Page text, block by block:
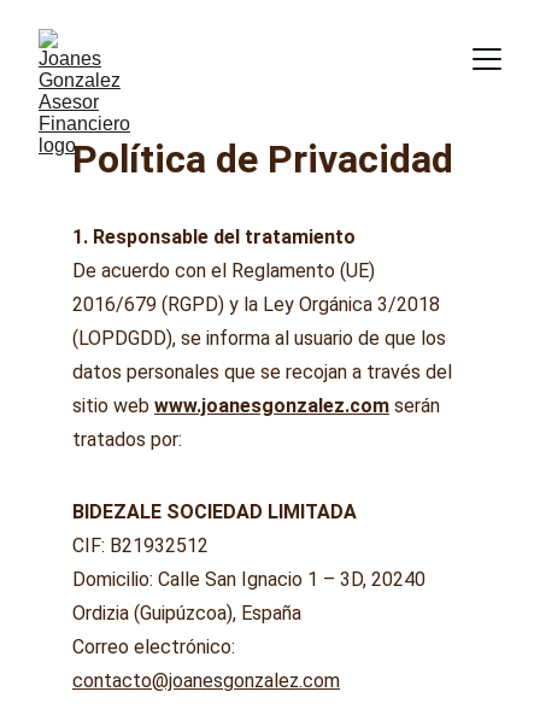
Política de Privacidad
1. Responsable del tratamiento
De acuerdo con el Reglamento (UE)
2016/679 (RGPD) y la Ley Orgánica 3/2018
(LOPDGDD), se informa al usuario de que los
datos personales que se recojan a través del
sitio web www.joanesgonzalez.com serán
tratados por:
BIDEZALE SOCIEDAD LIMITADA
CIF: B21932512
Domicilio: Calle San Ignacio 1 – 3D, 20240
Ordizia (Guipúzcoa), España
Correo electrónico:
contacto@joanesgonzalez.com